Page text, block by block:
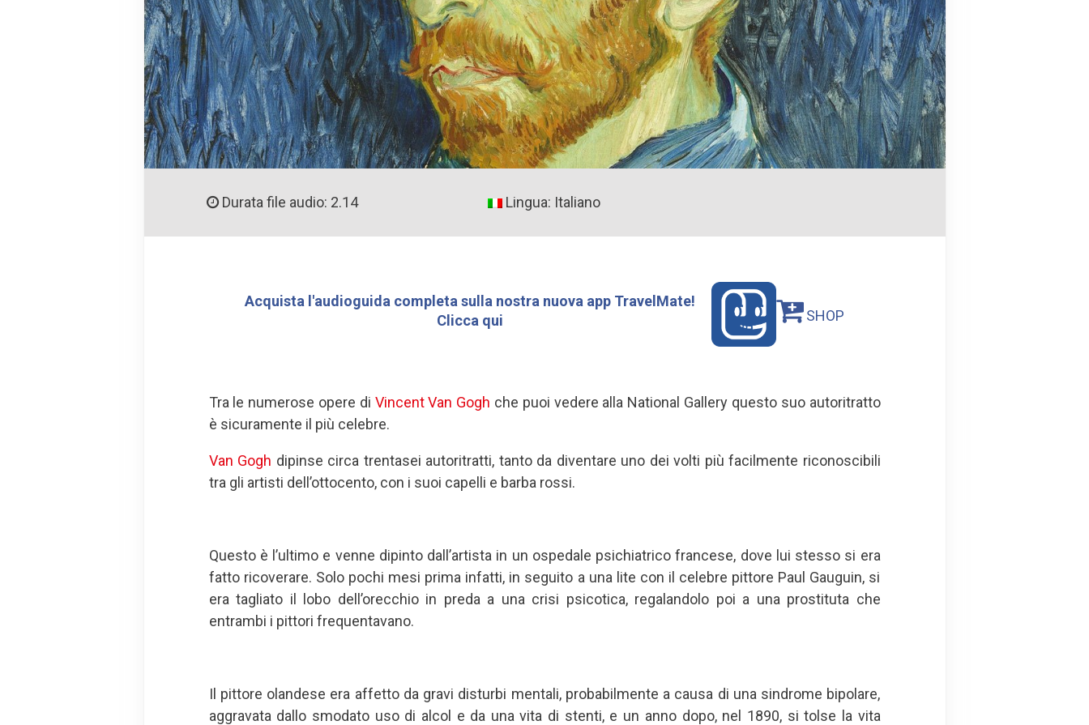
Durata file audio: 2.14 Lingua: Italiano
Acquista l'audioguida completa sulla nostra nuova app TravelMate!
Clicca qui
SHOP
Tra le numerose opere di Vincent Van Gogh che puoi vedere alla National Gallery questo suo autoritratto
è sicuramente il più celebre.
Van Gogh dipinse circa trentasei autoritratti, tanto da diventare uno dei volti più facilmente riconoscibili
tra gli artisti dell’ottocento, con i suoi capelli e barba rossi.
Questo è l’ultimo e venne dipinto dall’artista in un ospedale psichiatrico francese, dove lui stesso si era
fatto ricoverare. Solo pochi mesi prima infatti, in seguito a una lite con il celebre pittore Paul Gauguin, si
era tagliato il lobo dell’orecchio in preda a una crisi psicotica, regalandolo poi a una prostituta che
entrambi i pittori frequentavano.
Il pittore olandese era affetto da gravi disturbi mentali, probabilmente a causa di una sindrome bipolare,
aggravata dallo smodato uso di alcol e da una vita di stenti, e un anno dopo, nel 1890, si tolse la vita